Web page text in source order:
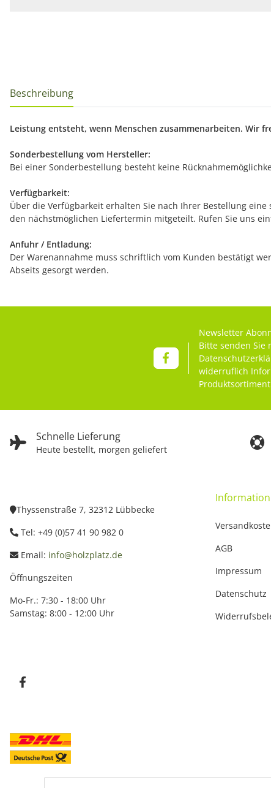
Beschreibung
Leistung entsteht, wenn Menschen zusammenarbeiten. Wir
Sonderbestellung vom Hersteller:
Bei einer Sonderbestellung besteht keine
Verfügbarkeit:
Über die Verfügbarkeit erhalten Sie nach Ihrer Bestellung
den nächstmöglichen Liefertermin mitgeteilt. Rufen Sie uns
Anfuhr / Entladung:
Der Warenannahme muss schriftlich vom Kunden bestätigt
Abseits gesorgt werden.
Schnelle Lieferung
Heute bestellt, morgen geliefert
Newsletter
Bitte senden
widerruflich
Thyssenstraße 7, 32312 Lübbecke
Tel: +49 (0)57 41 90 982 0
Email: info@holzplatz.de
Öffnungszeiten
Mo-Fr.: 7:30 - 18:00 Uhr
Samstag: 8:00 - 12:00 Uhr
Information
AGB
Impressum
Datenschutz